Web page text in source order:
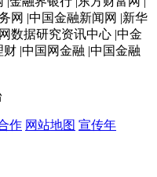
网 |中国金融新闻网 |新华
数据研究资讯中心 |中金
|中国网金融 |中国金融
作 网站地图 宣传年